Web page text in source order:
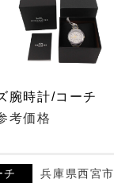
腕時計/コーチ
考価格
チ 兵庫県西宮市